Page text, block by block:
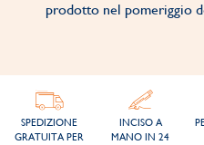
prodotto nel pomeriggio
SPEDIZIONE
GRATUITA PER
INCISO A
MANO IN 24